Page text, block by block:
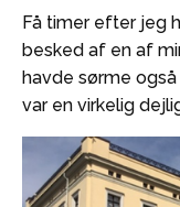
Få timer efter jeg
besked af en af
havde sørme
var en virkelig